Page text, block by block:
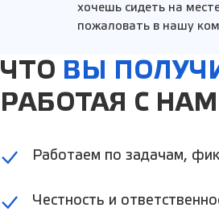
хочешь сидеть на
пожаловать в нашу
ЧТО ВЫ
РАБОТАЯ С
Работаем по задачам,
Честность и